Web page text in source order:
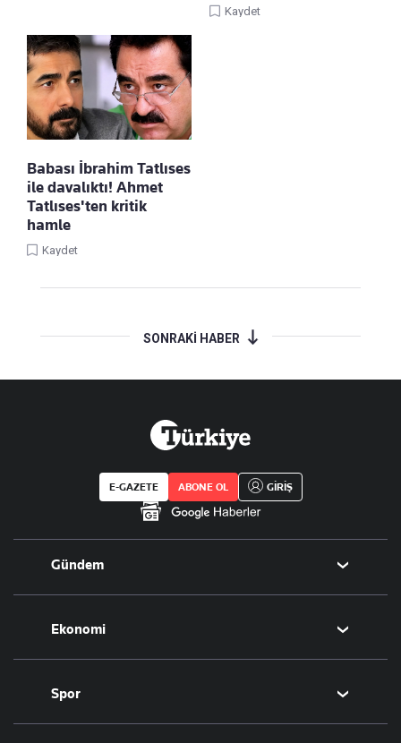
Kaydet
Babası İbrahim Tatlıses
ile davalıktı! Ahmet
Tatlıses'ten kritik
hamle
Kaydet
SONRAKİ HABER
E-GAZETE ABONE OL GİRİŞ
Gündem
Politika
Eğitim
Ekonomi
Borsa
Altın
Döviz
Spor
Futbol